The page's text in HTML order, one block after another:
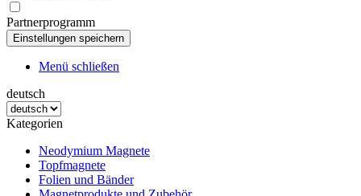
Partnerprogramm
Menü schließen
deutsch
Kategorien
Neodymium Magnete
Topfmagnete
Folien und Bänder